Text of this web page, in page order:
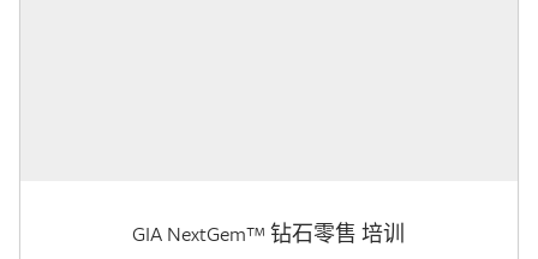
GIA NextGem™ 钻石零售 培训